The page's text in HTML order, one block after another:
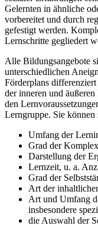
Gelernten in ähnliche
vorbereitet und durch
gefestigt werden.
Lernschritte gegliedert
Alle Bildungsangebote
unterschiedlichen
Förderplans
der inneren und
den
Lerngruppe. Sie können
Umfang der
Grad der
Darstellung der
Lernzeit, u. a.
Grad der
Art der
Art und Umfang
insbesondere
die Auswahl der